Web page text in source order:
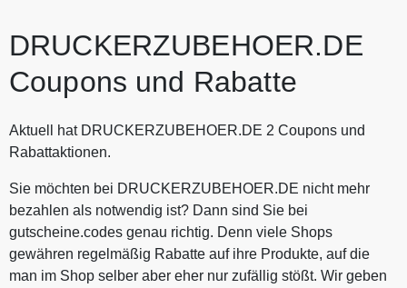
DRUCKERZUBEHOER.DE
Coupons und Rabatte
Aktuell hat DRUCKERZUBEHOER.DE 2 Coupons und
Rabattaktionen.
Sie möchten bei DRUCKERZUBEHOER.DE nicht mehr
bezahlen als notwendig ist? Dann sind Sie bei
gutscheine.codes genau richtig. Denn viele Shops
gewähren regelmäßig Rabatte auf ihre Produkte, auf die
man im Shop selber aber eher nur zufällig stößt. Wir geben